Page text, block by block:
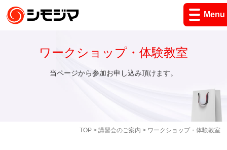
Menu
TOP> 講習会のご案内 > ワークショップ・体験教室
ワークショップ・体験教室
当ページから参加お申し込み頂けます。